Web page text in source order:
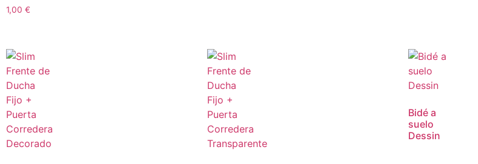
1,00 €
Bidé a
suelo
Dessin